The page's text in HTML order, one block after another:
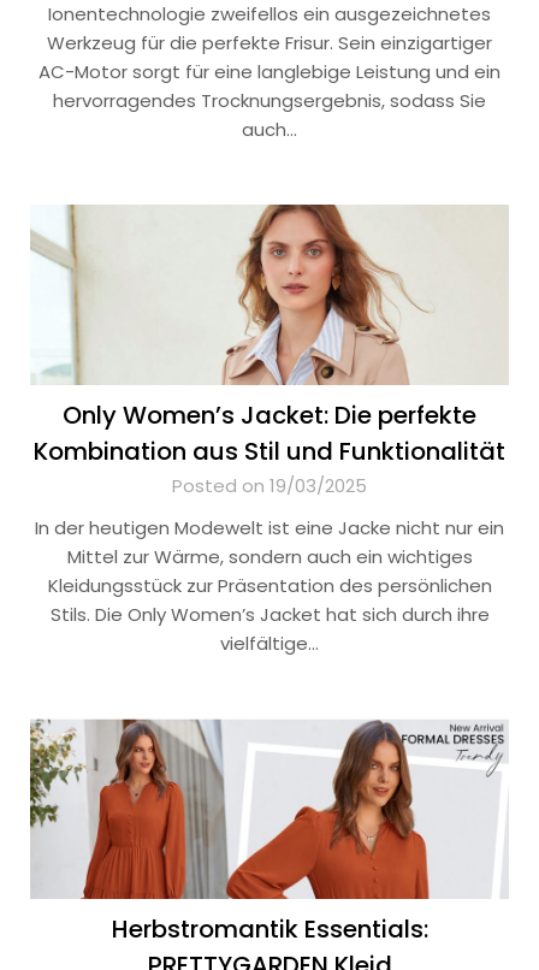
Ionentechnologie zweifellos ein ausgezeichnetes
Werkzeug für die perfekte Frisur. Sein einzigartiger
AC-Motor sorgt für eine langlebige Leistung und ein
hervorragendes Trocknungsergebnis, sodass Sie
auch…
Only Women’s Jacket: Die perfekte
Kombination aus Stil und Funktionalität
Posted on 19/03/2025
In der heutigen Modewelt ist eine Jacke nicht nur ein
Mittel zur Wärme, sondern auch ein wichtiges
Kleidungsstück zur Präsentation des persönlichen
Stils. Die Only Women’s Jacket hat sich durch ihre
vielfältige…
Herbstromantik Essentials: